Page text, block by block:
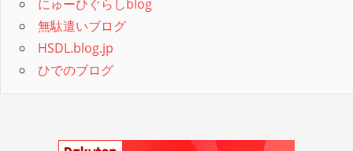
にゅーひぐらしblog
無駄遣いブログ
HSDL.blog.jp
ひでのブログ